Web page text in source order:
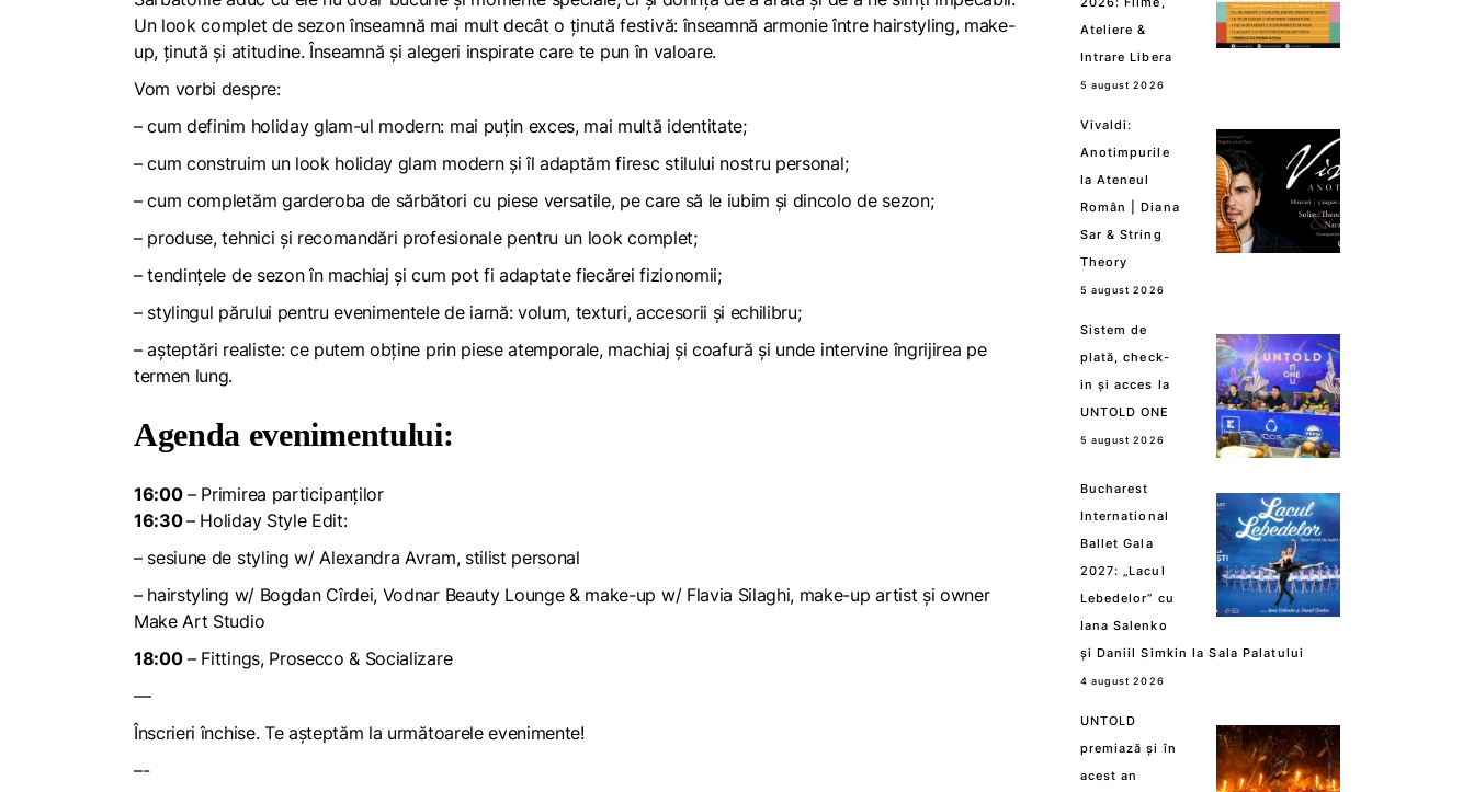
Un look complet de sezon înseamnă mai mult decât o ținută festivă: înseamnă armonie între hairstyling, make-
up, ținută și atitudine. Înseamnă și alegeri inspirate care te pun în valoare.
Vom vorbi despre:
– cum definim holiday glam-ul modern: mai puțin exces, mai multă identitate;
– cum construim un look holiday glam modern și îl adaptăm firesc stilului nostru personal;
– cum completăm garderoba de sărbători cu piese versatile, pe care să le iubim și dincolo de sezon;
– produse, tehnici și recomandări profesionale pentru un look complet;
– tendințele de sezon în machiaj și cum pot fi adaptate fiecărei fizionomii;
– stylingul părului pentru evenimentele de iarnă: volum, texturi, accesorii și echilibru;
– așteptări realiste: ce putem obține prin piese atemporale, machiaj și coafură și unde intervine îngrijirea pe
termen lung.
Agenda evenimentului:
16:00– Primirea participanților
16:30– Holiday Style Edit:
– sesiune de styling w/ Alexandra Avram, stilist personal
– hairstyling w/ Bogdan Cîrdei, Vodnar Beauty Lounge & make-up w/ Flavia Silaghi, make-up artist și owner
Make Art Studio
18:00– Fittings, Prosecco & Socializare
––
Înscrieri închise. Te așteptăm la următoarele evenimente!
–-
Ateliere &
Intrare Libera
5 august 2026
Vivaldi:
Anotimpurile
la Ateneul
Român | Diana
Sar & String
Theory
5 august 2026
Sistem de
plată, check-
in și acces la
UNTOLD ONE
5 august 2026
Bucharest
International
Ballet Gala
2027: „Lacul
Lebedelor” cu
Iana Salenko
și Daniil Simkin la Sala Palatului
4 august 2026
UNTOLD
premiază și în
acest an